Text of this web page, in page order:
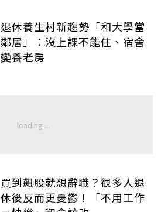
退休養生村新趨勢「和大學當
鄰居」：沒上課不能住、宿舍
變養老房
買到飆股就想辭職？很多人退
休後反而更憂鬱！「不用工作